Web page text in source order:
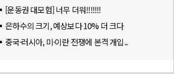
[운동권 대모험] 너무 더워!!!!!!!
은하수의 크기, 예상보다 10% 더 크다
중국·러시아, 미·이란 전쟁에 본격 개입..